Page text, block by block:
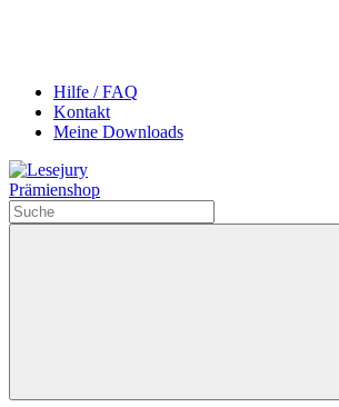
Hilfe / FAQ
Kontakt
Meine Downloads
Prämienshop